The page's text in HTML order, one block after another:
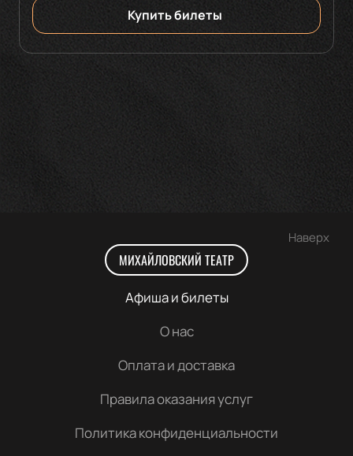
Купить билеты
Наверх
МИХАЙЛОВСКИЙ ТЕАТР
Афиша и билеты
О нас
Оплата и доставка
Правила оказания услуг
Политика конфиденциальности